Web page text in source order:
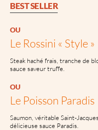
BEST SELLER
OU
Le Rossini « Style »
Steak haché frais, tranche de
sauce saveur truffe.
OU
Le Poisson Paradis
Saumon, véritable Saint-
délicieuse sauce Paradis.